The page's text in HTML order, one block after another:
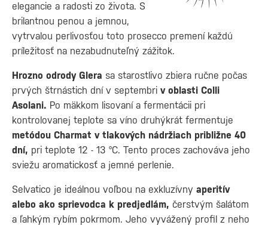
elegancie a radosti zo života. S
brilantnou penou a jemnou,
vytrvalou perlivosťou toto prosecco premení každú
príležitosť na nezabudnuteľný zážitok.
Hrozno odrody Glera sa starostlivo zbiera ručne počas
prvých štrnástich dní v septembri v oblasti Colli
Asolani. Po mäkkom lisovaní a fermentácii pri
kontrolovanej teplote sa víno druhýkrát fermentuje
metódou Charmat v tlakových nádržiach približne 40
dní, pri teplote 12 - 13 °C. Tento proces zachováva jeho
sviežu aromatickosť a jemné perlenie.
Selvatico je ideálnou voľbou na exkluzívny aperitív
alebo ako sprievodca k predjedlám, čerstvým šalátom
a ľahkým rybím pokrmom. Jeho vyvážený profil z neho